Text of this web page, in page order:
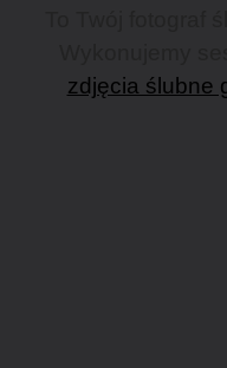
zdjęcia ślubne